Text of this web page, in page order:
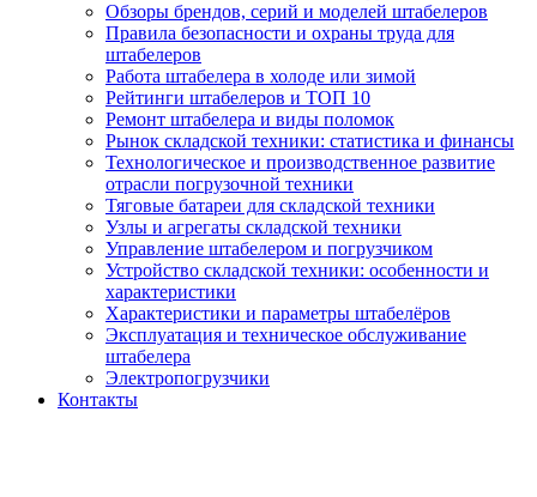
Обзоры брендов, серий и моделей штабелеров
Правила безопасности и охраны труда для
штабелеров
Работа штабелера в холоде или зимой
Рейтинги штабелеров и ТОП 10
Ремонт штабелера и виды поломок
Рынок складской техники: статистика и финансы
Технологическое и производственное развитие
отрасли погрузочной техники
Тяговые батареи для складской техники
Узлы и агрегаты складской техники
Управление штабелером и погрузчиком
Устройство складской техники: особенности и
характеристики
Характеристики и параметры штабелёров
Эксплуатация и техническое обслуживание
штабелера
Электропогрузчики
Контакты